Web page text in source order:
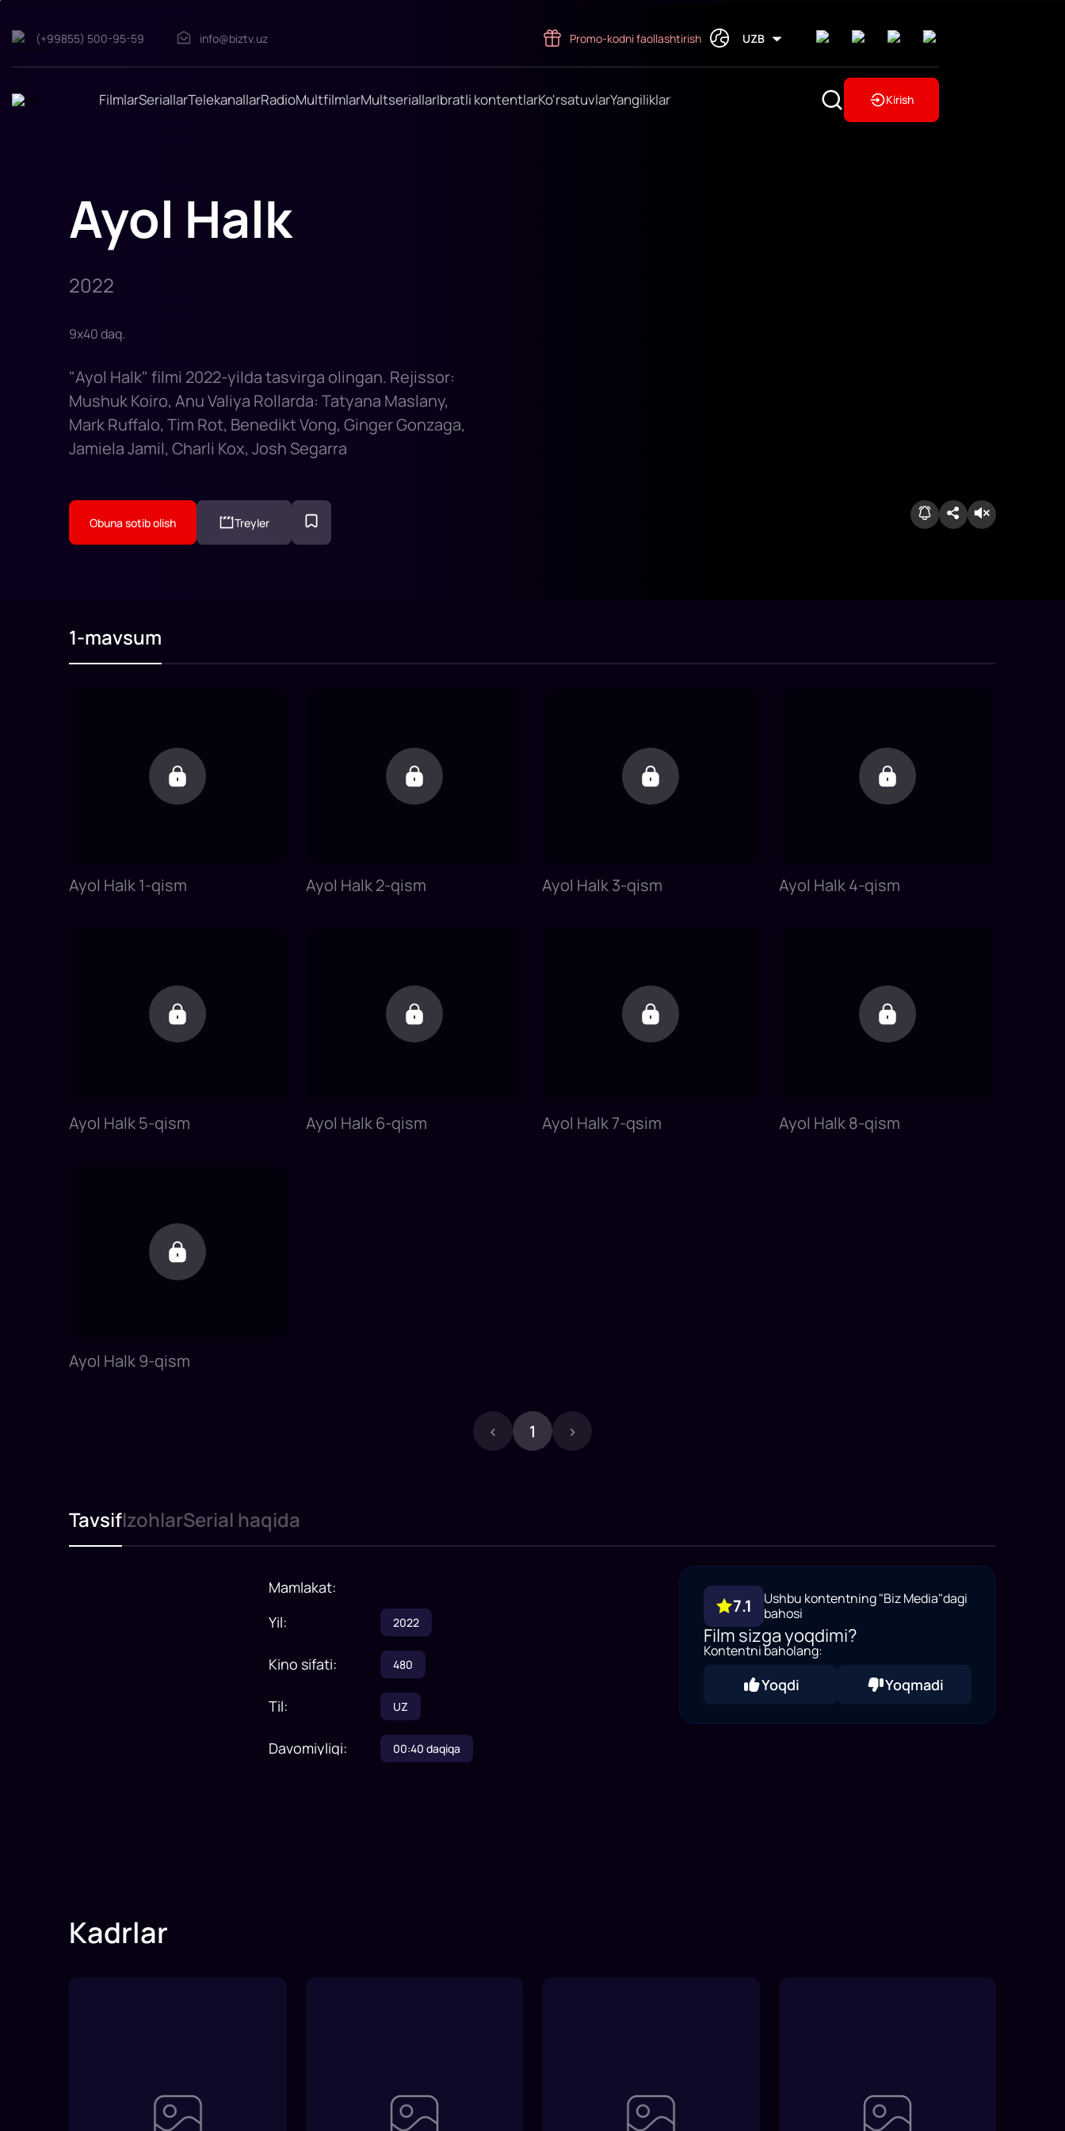
Ayol
filmi
2022-
(+99855) 500-95-59 info@biztv.uz Promo-kodni faollashtirish UZB
FilmlarSeriallarTelekanallarRadioMultfilmlarMultseriallarIbratli kontentlarKo'rsatuvlarYangiliklar Kirish
Ayol Halk
2022
9x40daq.
"Ayol Halk" filmi 2022-yilda tasvirga olingan. Rejissor:
Mushuk Koiro, Anu Valiya Rollarda: Tatyana Maslany,
Mark Ruffalo, Tim Rot, Benedikt Vong, Ginger Gonzaga,
Jamiela Jamil, Charli Kox, Josh Segarra
Obuna sotib olish Treyler
1-mavsum
Ayol Halk 1-qism Ayol Halk 2-qism Ayol Halk 3-qism Ayol Halk 4-qism
Ayol Halk 5-qism Ayol Halk 6-qism Ayol Halk 7-qsim Ayol Halk 8-qism
Ayol Halk 9-qism
‹ 1 ›
TavsifIzohlarSerial haqida
Mamlakat:
Yil: 2022
Kino sifati: 480
Til: UZ
Davomiyligi: 00:40 daqiqa
7.1
Ushbu kontentning "Biz Media"dagi
bahosi
Film sizga yoqdimi?
Kontentni baholang:
Yoqdi Yoqmadi
Kadrlar